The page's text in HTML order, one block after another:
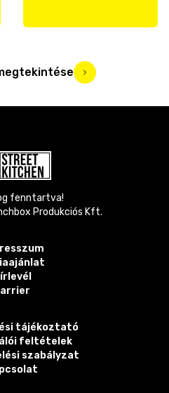
fenntartva!
Produkciós Kft.
tájékoztató
feltételek
szabályzat